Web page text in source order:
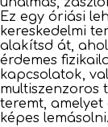
Ez egy óriási
kereskedelmi
alakítsd át,
érdemes
kapcsolatok,
multiszenzoros
teremt,
képes lemásolni.